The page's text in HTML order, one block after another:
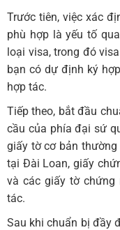
Trước tiên, việc xác
phù hợp là yếu tố
loại visa, trong đó
bạn có dự định ký
hợp tác.
Tiếp theo, bắt đầu
cầu của phía đại sứ
giấy tờ cơ bản
tại Đài Loan, giấy
và các giấy tờ chứng
tác.
Sau khi chuẩn bị đầy